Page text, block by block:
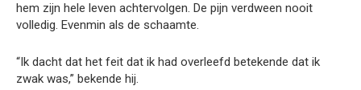
hem zijn hele leven achtervolgen. De pijn verdween nooit
volledig. Evenmin als de schaamte.
“Ik dacht dat het feit dat ik had overleefd betekende dat ik
zwak was,” bekende hij.